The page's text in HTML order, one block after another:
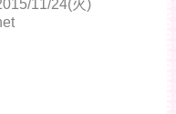
11/24(火)